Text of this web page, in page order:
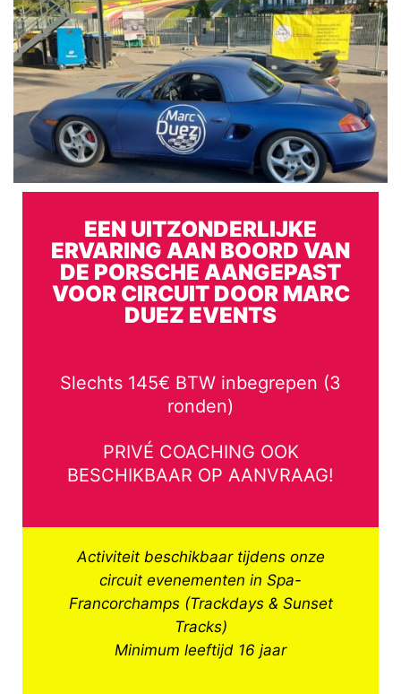
EEN UITZONDERLIJKE
ERVARING AAN BOORD VAN
DE PORSCHE AANGEPAST
VOOR CIRCUIT DOOR MARC
DUEZ EVENTS
Slechts 145€ BTW inbegrepen (3
ronden)
PRIVÉ COACHING OOK
BESCHIKBAAR OP AANVRAAG!
Activiteit beschikbaar tijdens onze
circuit evenementen in Spa-
Francorchamps (Trackdays & Sunset
Tracks)
Minimum leeftijd 16 jaar